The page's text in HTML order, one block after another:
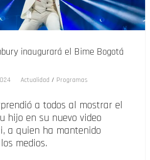
inaugurará el Bime Bogotá
Actualidad / Programas
a todos al mostrar el
hijo en su nuevo video
a quien ha mantenido
medios.